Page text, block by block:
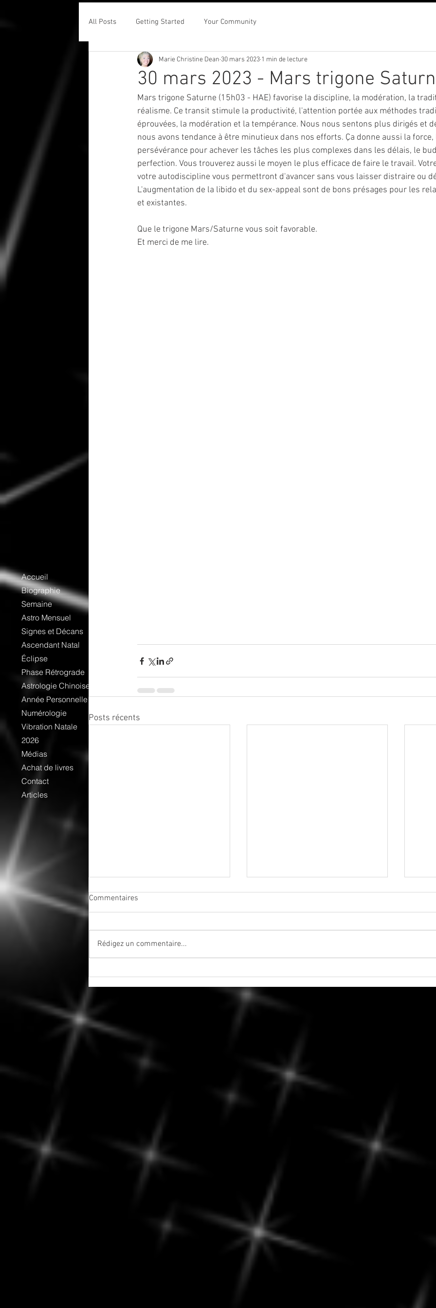
Accueil
Biographie
Semaine
Astro Mensuel
Signes et Décans
Ascendant Natal
Éclipse
Phase Rétrograde
Astrologie Chinoise
Année Personnelle
Numérologie
Vibration Natale
2026
Médias
Achat de livres
Contact
Articles
All Posts Getting Started Your Community
30 mars 2023 - Mars trigone
Marie Christine Dean 30 mars 2023 1 min de lecture
Mars trigone Saturne (15h03 - HAE) favorise la discipline, la modération, la
réalisme. Ce transit stimule la productivité, l'attention portée aux méthodes
éprouvées, la modération et la tempérance. Nous nous sentons plus dirigés et
nous avons tendance à être minutieux dans nos efforts. Ça donne aussi la
persévérance pour achever les tâches les plus complexes dans les délais, le
perfection. Vous trouverez aussi le moyen le plus efficace de faire le travail.
votre autodiscipline vous permettront d'avancer sans vous laisser distraire ou
L'augmentation de la libido et du sex-appeal sont de bons présages pour les
et existantes.
Que le trigone Mars/Saturne vous soit favorable.
Et merci de me lire.
Posts récents
Commentaires
Rédigez un commentaire...